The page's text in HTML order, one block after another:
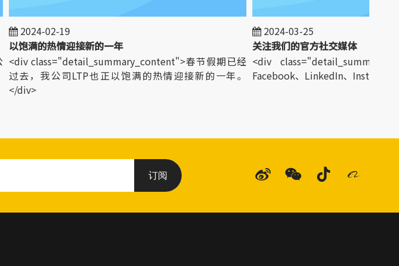
2024-02-19
以饱满的热情迎接新的一年
<div class="detail_summary_content">春节假期已经
过去，我公司LTP也正以饱满的热情迎接新的一年。
</div>
2024-03-25
关注我们的官方社交媒体
<div
Facebook、LinkedIn、
订阅